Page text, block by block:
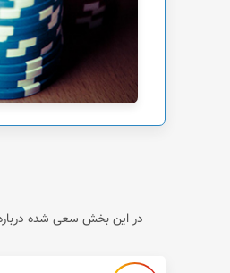
در این بخش سعی شده